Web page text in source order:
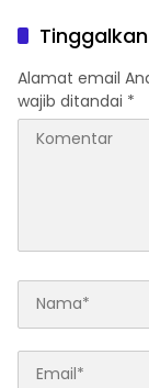
Alamat email
wajib ditandai *